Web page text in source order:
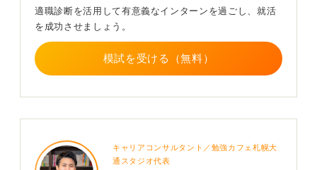
インパクトは不要！ わかりやすい構成を意識しよう
企業が知りたいのは、経験のインパクトの大きさより
も、あなたが「なぜその課題に取り組んだのか(Why)」
う、あなたの思考プロセスと再現性です。
どのような経験でも、この構成で語ることで、あなたの
価値は十分に伝わります。
適職診断を活用して有意義なインターンを過ごし、就活
を成功させましょう。
模試を受ける（無料）
キャリアコンサルタント／勉強カフェ札幌大
通スタジオ代表